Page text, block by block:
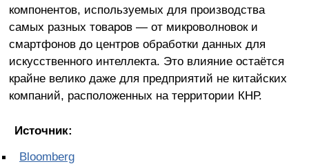
компонентов, используемых для производства
самых разных товаров — от микроволновок и
смартфонов до центров обработки данных для
искусственного интеллекта. Это влияние остаётся
крайне велико даже для предприятий не китайских
компаний, расположенных на территории КНР.
Источник:
Bloomberg